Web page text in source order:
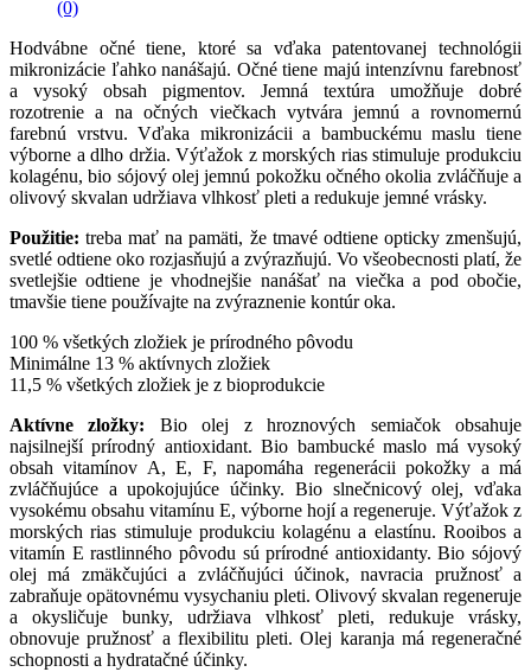
(0)
Hodvábne očné tiene, ktoré sa vďaka patentovanej technológii
mikronizácie ľahko nanášajú. Očné tiene majú intenzívnu farebnosť
a vysoký obsah pigmentov. Jemná textúra umožňuje dobré
rozotrenie a na očných viečkach vytvára jemnú a rovnomernú
farebnú vrstvu. Vďaka mikronizácii a bambuckému maslu tiene
výborne a dlho držia. Výťažok z morských rias stimuluje produkciu
kolagénu, bio sójový olej jemnú pokožku očného okolia zvláčňuje a
olivový skvalan udržiava vlhkosť pleti a redukuje jemné vrásky.
Použitie: treba mať na pamäti, že tmavé odtiene opticky zmenšujú,
svetlé odtiene oko rozjasňujú a zvýrazňujú. Vo všeobecnosti platí, že
svetlejšie odtiene je vhodnejšie nanášať na viečka a pod obočie,
tmavšie tiene používajte na zvýraznenie kontúr oka.
100 % všetkých zložiek je prírodného pôvodu
Minimálne 13 % aktívnych zložiek
11,5 % všetkých zložiek je z bioprodukcie
Aktívne zložky: Bio olej z hroznových semiačok obsahuje
najsilnejší prírodný antioxidant. Bio bambucké maslo má vysoký
obsah vitamínov A, E, F, napomáha regenerácii pokožky a má
zvláčňujúce a upokojujúce účinky. Bio slnečnicový olej, vďaka
vysokému obsahu vitamínu E, výborne hojí a regeneruje. Výťažok z
morských rias stimuluje produkciu kolagénu a elastínu. Rooibos a
vitamín E rastlinného pôvodu sú prírodné antioxidanty. Bio sójový
olej má zmäkčujúci a zvláčňujúci účinok, navracia pružnosť a
zabraňuje opätovnému vysychaniu pleti. Olivový skvalan regeneruje
a okysličuje bunky, udržiava vlhkosť pleti, redukuje vrásky,
obnovuje pružnosť a flexibilitu pleti. Olej karanja má regeneračné
schopnosti a hydratačné účinky.